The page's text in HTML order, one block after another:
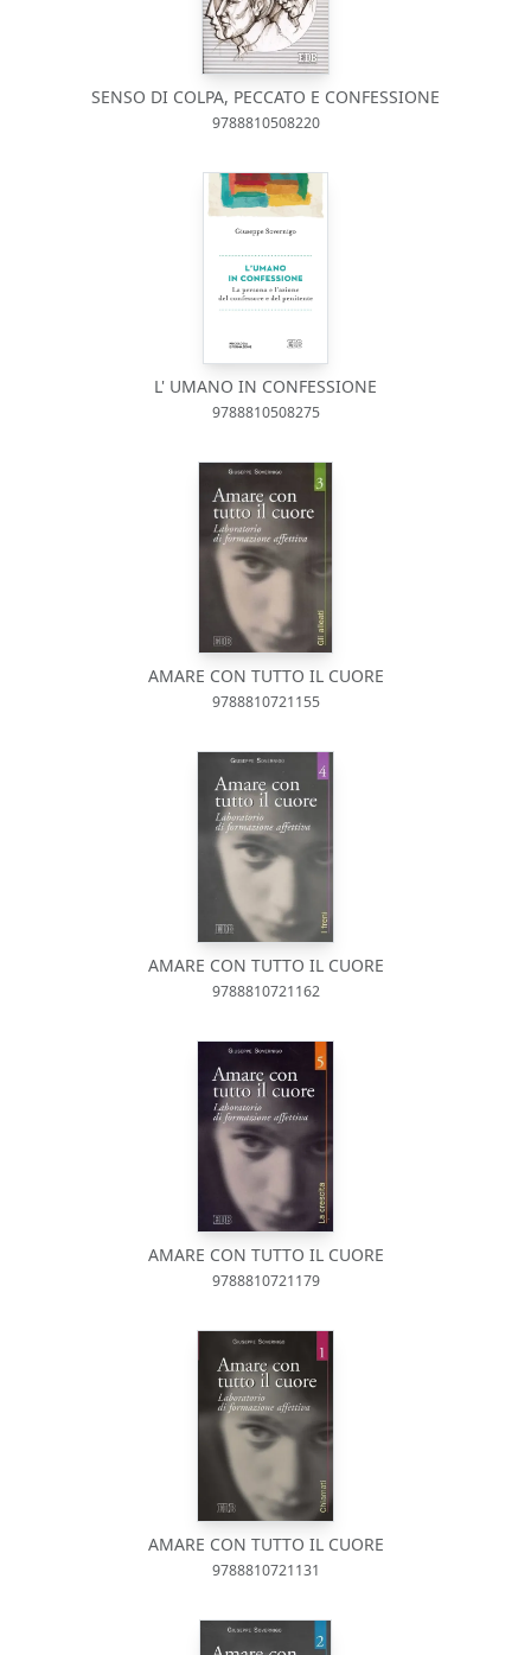
SENSO DI COLPA, PECCATO E CONFESSIONE
9788810508220
L' UMANO IN CONFESSIONE
9788810508275
AMARE CON TUTTO IL CUORE
9788810721155
AMARE CON TUTTO IL CUORE
9788810721162
AMARE CON TUTTO IL CUORE
9788810721179
AMARE CON TUTTO IL CUORE
9788810721131